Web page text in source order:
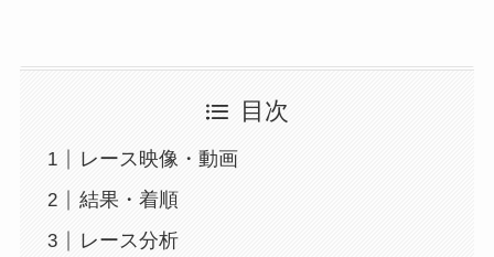
目次
レース映像・動画
結果・着順
レース分析